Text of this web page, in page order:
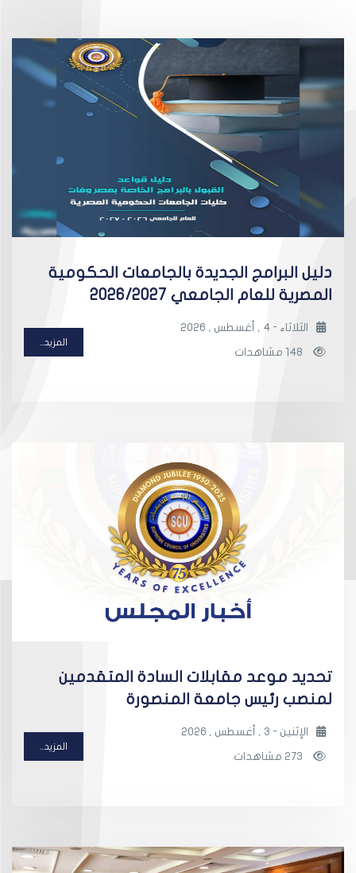
دليل البرامج الجديدة بالجامعات الحكومية
المصرية للعام الجامعي 2026/2027
الثلاثاء - 4 , أغسطس , 2026
المزيد...
تحديد موعد مقابلات السادة المتقدمين
لمنصب رئيس جامعة المنصورة
الإثنين - 3 , أغسطس , 2026
المزيد...